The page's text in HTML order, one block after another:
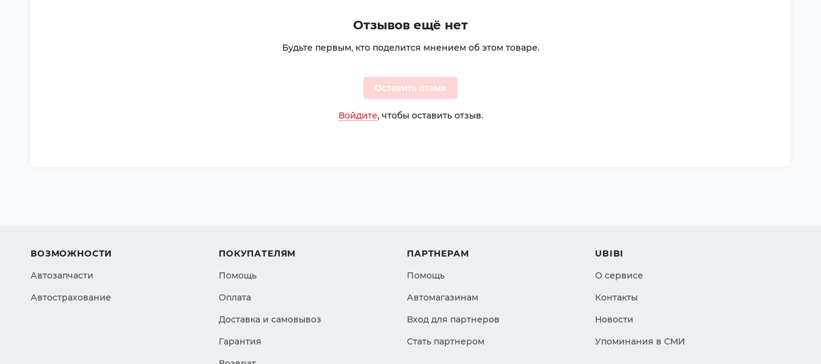
Отзывов ещё нет
Будьте первым, кто поделится мнением об этом товаре.
Оставить отзыв
Войдите, чтобы оставить отзыв.
ВОЗМОЖНОСТИ
Автозапчасти
Автострахование
ПОКУПАТЕЛЯМ
Помощь
Оплата
Доставка и самовывоз
Гарантия
ПАРТНЕРАМ
Помощь
Автомагазинам
Вход для партнеров
Стать партнером
UBIBI
О сервисе
Контакты
Новости
Упоминания в СМИ